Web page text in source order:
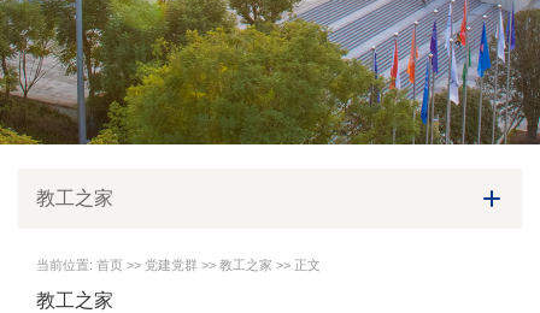
教工之家
当前位置: 首页 >> 党建党群 >> 教工之家 >> 正文
教工之家